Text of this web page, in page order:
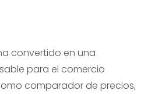
convertido en una
para el comercio
comparador de precios,